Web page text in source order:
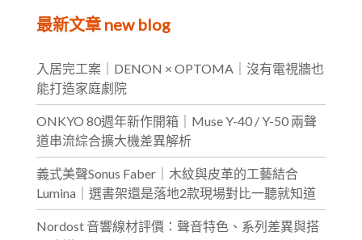
最新文章 new blog
入居完工案｜DENON × OPTOMA｜沒有電視牆也
能打造家庭劇院
ONKYO 80週年新作開箱｜Muse Y-40 / Y-50 兩聲
道串流綜合擴大機差異解析
義式美聲Sonus Faber｜木紋與皮革的工藝結合
Lumina｜選書架還是落地2款現場對比一聽就知道
Nordost 音響線材評價：聲音特色、系列差異與搭